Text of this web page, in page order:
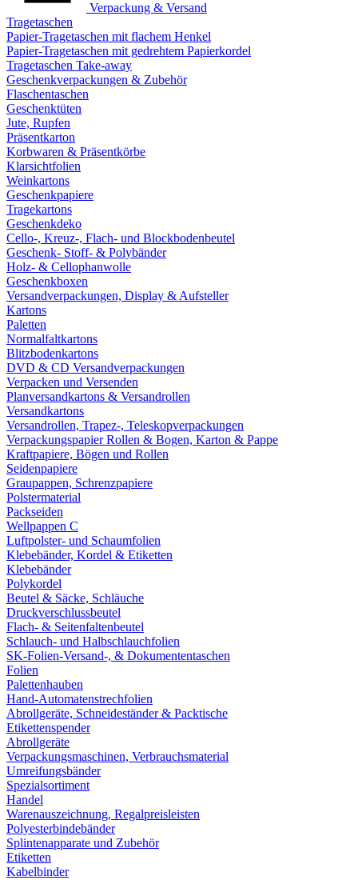
Verpackung & Versand
Tragetaschen
Papier-Tragetaschen mit flachem Henkel
Papier-Tragetaschen mit gedrehtem Papierkordel
Tragetaschen Take-away
Geschenkverpackungen & Zubehör
Flaschentaschen
Geschenktüten
Jute, Rupfen
Präsentkarton
Korbwaren & Präsentkörbe
Klarsichtfolien
Weinkartons
Geschenkpapiere
Tragekartons
Geschenkdeko
Cello-, Kreuz-, Flach- und Blockbodenbeutel
Geschenk- Stoff- & Polybänder
Holz- & Cellophanwolle
Geschenkboxen
Versandverpackungen, Display & Aufsteller
Kartons
Paletten
Normalfaltkartons
Blitzbodenkartons
DVD & CD Versandverpackungen
Verpacken und Versenden
Planversandkartons & Versandrollen
Versandkartons
Versandrollen, Trapez-, Teleskopverpackungen
Verpackungspapier Rollen & Bogen, Karton & Pappe
Kraftpapiere, Bögen und Rollen
Seidenpapiere
Graupappen, Schrenzpapiere
Polstermaterial
Packseiden
Wellpappen C
Luftpolster- und Schaumfolien
Klebebänder, Kordel & Etiketten
Klebebänder
Polykordel
Beutel & Säcke, Schläuche
Druckverschlussbeutel
Flach- & Seitenfaltenbeutel
Schlauch- und Halbschlauchfolien
SK-Folien-Versand-, & Dokumententaschen
Folien
Palettenhauben
Hand-Automatenstrechfolien
Abrollgeräte, Schneideständer & Packtische
Etikettenspender
Abrollgeräte
Verpackungsmaschinen, Verbrauchsmaterial
Umreifungsbänder
Spezialsortiment
Handel
Warenauszeichnung, Regalpreisleisten
Polyesterbindebänder
Splintenapparate und Zubehör
Etiketten
Kabelbinder